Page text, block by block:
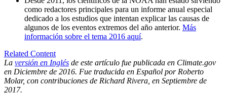
como redactores principales para un informe anual especial
dedicado a los estudios que intentan explicar las causas de
algunos de los eventos extremos del año anterior. Más
información sobre el tema 2016 aquí.
Related Content
La versión en Inglés de este artículo fue publicada en Climate.gov
en Diciembre de 2016. Fue traducida en Español por Roberto
Molar, con contribuciones de Richard Rivera, en Septiembre de
2017.